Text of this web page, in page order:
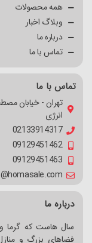
همه محصولات
وبلاگ اخبار
درباره ما
تماس با ما
تماس با ما
تهران - خیابان
انرژی
02133914317
09129451462
09129451463
درباره ما
سال هاست که گرما
فضاهای بزرگ و